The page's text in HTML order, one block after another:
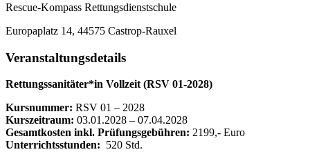
Rescue-Kompass Rettungsdienstschule
Europaplatz 14, 44575 Castrop-Rauxel
Veranstaltungsdetails
Rettungssanitäter*in Vollzeit (RSV 01-2028)
Kursnummer: RSV 01 – 2028
Kurszeitraum: 03.01.2028 – 07.04.2028
Gesamtkosten inkl. Prüfungsgebühren: 2199,- Euro
Unterrichtsstunden: 520 Std.